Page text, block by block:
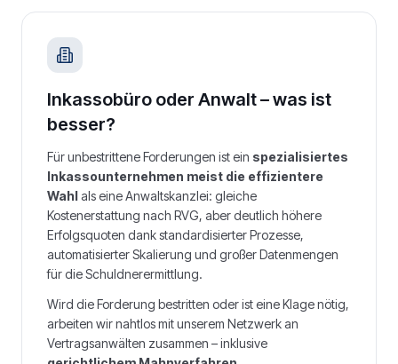
Inkassobüro oder Anwalt – was ist
besser?
Für unbestrittene Forderungen ist ein spezialisiertes
Inkassounternehmen meist die effizientere
Wahlals eine Anwaltskanzlei: gleiche
Kostenerstattung nach RVG, aber deutlich höhere
Erfolgsquoten dank standardisierter Prozesse,
automatisierter Skalierung und großer Datenmengen
für die Schuldnerermittlung.
Wird die Forderung bestritten oder ist eine Klage nötig,
arbeiten wir nahtlos mit unserem Netzwerk an
Vertragsanwälten zusammen – inklusive